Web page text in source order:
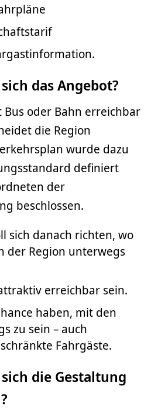
das Angebot?
oder Bahn erreichbar
die Region
wurde dazu
definiert
der
beschlossen.
sich danach richten, wo
der Region unterwegs
erreichbar sein.
haben, mit den
zu sein – auch
Fahrgäste.
die Gestaltung